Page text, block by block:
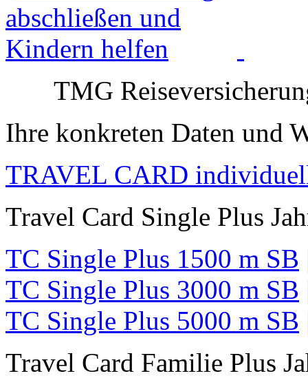
TMG
Ihre konkreten Daten und
TRAVEL CARD
Travel Card Single Plus
TC Single Plus 1500 m SB
TC Single Plus 3000 m SB
TC Single Plus 5000 m SB
Travel Card Familie Plus